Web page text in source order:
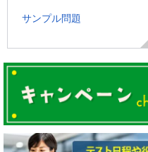
サンプル問題